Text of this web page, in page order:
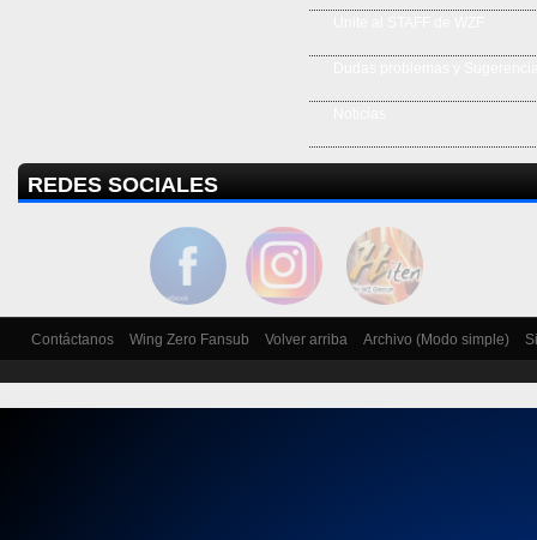
REDES SOCIALES
Contáctanos Wing Zero Fansub Volver arriba Archivo (Modo simple)